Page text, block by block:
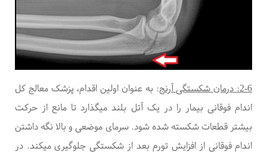
2-6: درمان شکستگی آرنج
: به عنوان اولین اقدام، پزشک معالج کل
اندام فوقانی بیمار را در یک آتل بلند میگذارد تا مانع از حرکت
بیشتر قطعات شکسته شده شود. سرمای موضعی و بالا نگه داشتن
اندام فوقانی از افزایش تورم بعد از شکستگی جلوگیری میکند. در